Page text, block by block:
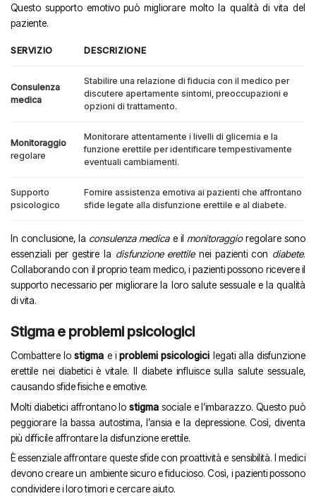
Questo supporto emotivo può migliorare molto la qualità di vita del
paziente.
SERVIZIO DESCRIZIONE
Consulenza
medica
Stabilire una relazione di fiducia con il medico per
discutere apertamente sintomi, preoccupazioni e
opzioni di trattamento.
Monitoraggio
regolare
Monitorare attentamente i livelli di glicemia e la
funzione erettile per identificare tempestivamente
eventuali cambiamenti.
Supporto
psicologico
Fornire assistenza emotiva ai pazienti che affrontano
sfide legate alla disfunzione erettile e al diabete.
In conclusione, la consulenza medicae il monitoraggioregolare sono
essenziali per gestire la disfunzione erettilenei pazienti con diabete.
Collaborando con il proprio team medico, i pazienti possono ricevere il
supporto necessario per migliorare la loro salute sessuale e la qualità
di vita.
Stigma e problemi psicologici
Combattere lostigma e iproblemi psicologici legati alla disfunzione
erettile nei diabetici è vitale. Il diabete influisce sulla salute sessuale,
causando sfide fisiche e emotive.
Molti diabetici affrontano lostigma sociale e l’imbarazzo. Questo può
peggiorare la bassa autostima, l’ansia e la depressione. Così, diventa
più difficile affrontare la disfunzione erettile.
È essenziale affrontare queste sfide con proattività e sensibilità. I medici
devono creare un ambiente sicuro e fiducioso. Così, i pazienti possono
condividere i loro timori e cercare aiuto.